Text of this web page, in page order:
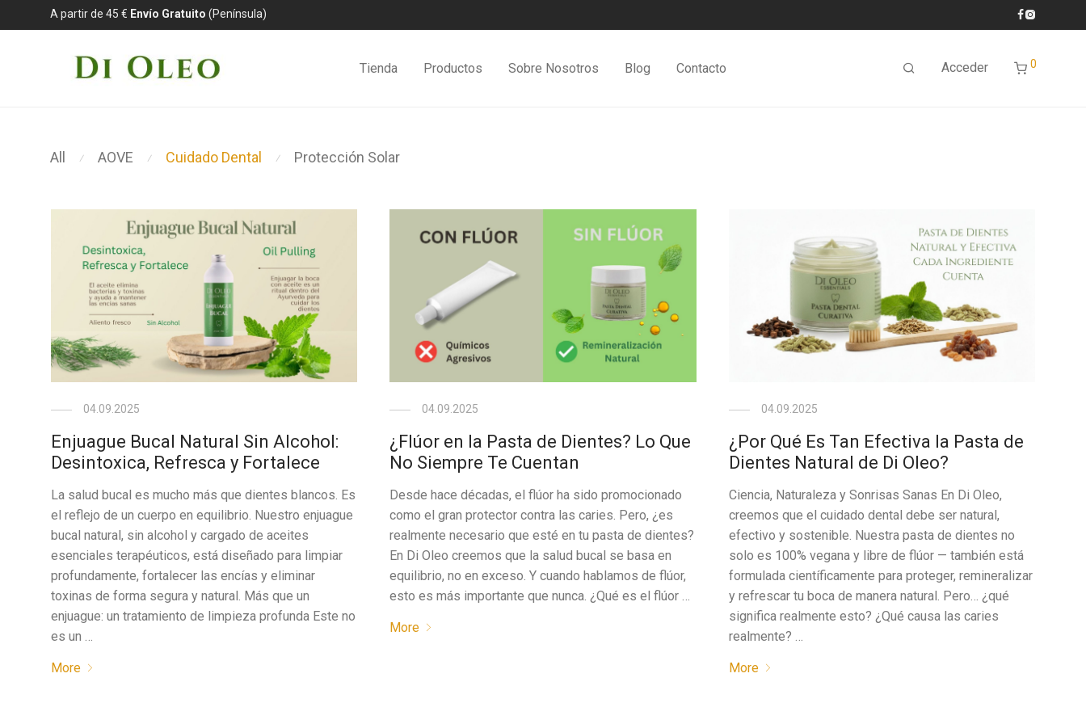
A partir de 45 € Envío Gratuito (Península)
Tienda Productos Sobre Nosotros Blog Contacto Acceder 0
All ⁄ AOVE ⁄ Cuidado Dental ⁄ Protección Solar
04.09.2025
Enjuague Bucal Natural Sin Alcohol:
Desintoxica, Refresca y Fortalece
La salud bucal es mucho más que dientes blancos. Es
el reflejo de un cuerpo en equilibrio. Nuestro enjuague
bucal natural, sin alcohol y cargado de aceites
esenciales terapéuticos, está diseñado para limpiar
profundamente, fortalecer las encías y eliminar
toxinas de forma segura y natural. Más que un
enjuague: un tratamiento de limpieza profunda Este no
es un …
More
04.09.2025
¿Flúor en la Pasta de Dientes? Lo Que
No Siempre Te Cuentan
Desde hace décadas, el flúor ha sido promocionado
como el gran protector contra las caries. Pero, ¿es
realmente necesario que esté en tu pasta de dientes?
En Di Oleo creemos que la salud bucal se basa en
equilibrio, no en exceso. Y cuando hablamos de flúor,
esto es más importante que nunca. ¿Qué es el flúor …
More
04.09.2025
¿Por Qué Es Tan Efectiva la Pasta de
Dientes Natural de Di Oleo?
Ciencia, Naturaleza y Sonrisas Sanas En Di Oleo,
creemos que el cuidado dental debe ser natural,
efectivo y sostenible. Nuestra pasta de dientes no
solo es 100% vegana y libre de flúor — también está
formulada científicamente para proteger, remineralizar
y refrescar tu boca de manera natural. Pero… ¿qué
significa realmente esto? ¿Qué causa las caries
realmente? …
More